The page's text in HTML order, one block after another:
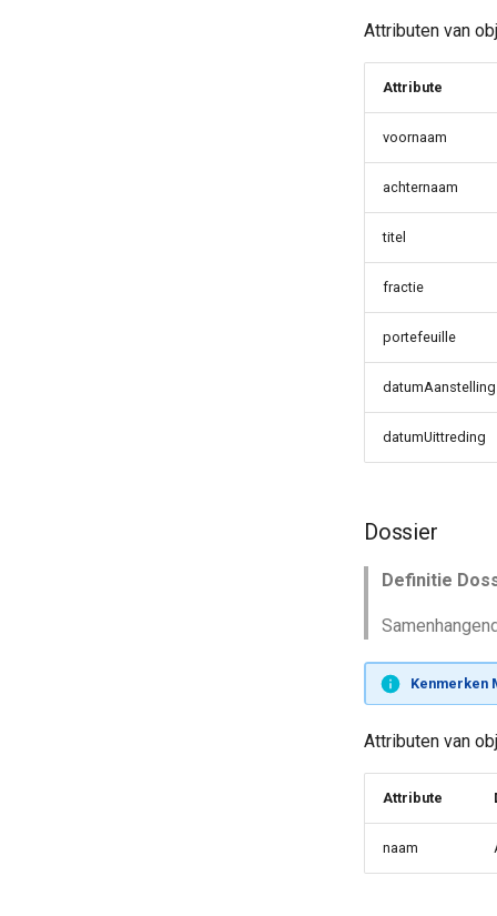
Attributen van
Attribute
voornaam
achternaam
titel
fractie
portefeuille
datumAanstelling
datumUittreding
Dossier
Definitie
Kenmerken
Attributen van
Attribute
naam